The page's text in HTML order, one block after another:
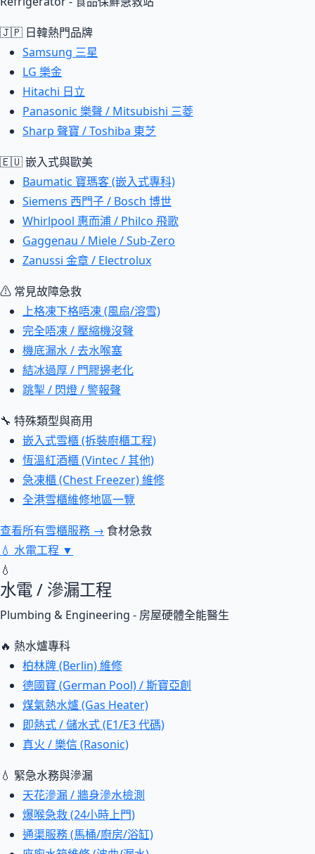
🇯🇵 日韓熱門品牌
Samsung 三星
LG 樂金
Hitachi 日立
Panasonic 樂聲 / Mitsubishi 三菱
Sharp 聲寶 / Toshiba 東芝
🇪🇺 嵌入式與歐美
Baumatic 寶瑪客 (嵌入式專科)
Siemens 西門子 / Bosch 博世
Whirlpool 惠而浦 / Philco 飛歌
Gaggenau / Miele / Sub-Zero
Zanussi 金章 / Electrolux
⚠ 常見故障急救
上格凍下格唔凍 (風扇/溶雪)
完全唔凍 / 壓縮機沒聲
機底漏水 / 去水喉塞
結冰過厚 / 門膠邊老化
跳掣 / 閃燈 / 警報聲
🔧 特殊類型與商用
嵌入式雪櫃 (拆裝廚櫃工程)
恆溫紅酒櫃 (Vintec / 其他)
急凍櫃 (Chest Freezer) 維修
全港雪櫃維修地區一覽
查看所有雪櫃服務 → 食材急救
💧 水電工程 ▼
💧
水電 / 滲漏工程
Plumbing & Engineering - 房屋硬體全能醫生
🔥 熱水爐專科
柏林牌 (Berlin) 維修
德國寶 (German Pool) / 斯寶亞創
煤氣熱水爐 (Gas Heater)
即熱式 / 儲水式 (E1/E3 代碼)
真火 / 樂信 (Rasonic)
💧 緊急水務與滲漏
天花滲漏 / 牆身滲水檢測
爆喉急救 (24小時上門)
通渠服務 (馬桶/廚房/浴缸)